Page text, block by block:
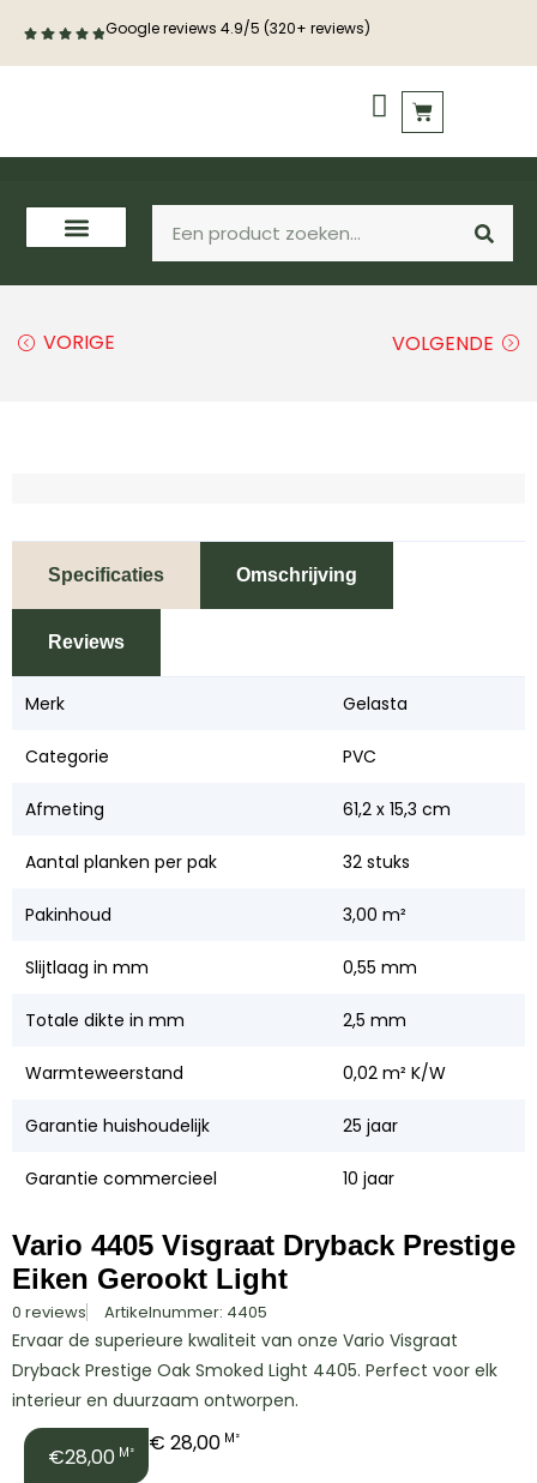
Google reviews 4.9/5 (320+ reviews)
VORIGE VOLGENDE
Specificaties Omschrijving
Reviews
Merk Gelasta
Categorie PVC
Afmeting 61,2 x 15,3 cm
Aantal planken per pak 32 stuks
Pakinhoud 3,00 m²
Slijtlaag in mm 0,55 mm
Totale dikte in mm 2,5 mm
Warmteweerstand 0,02 m² K/W
Garantie huishoudelijk 25 jaar
Garantie commercieel 10 jaar
Vario 4405 Visgraat Dryback Prestige
Eiken Gerookt Light
0 reviews Artikelnummer: 4405
Ervaar de superieure kwaliteit van onze Vario Visgraat
Dryback Prestige Oak Smoked Light 4405. Perfect voor elk
interieur en duurzaam ontworpen.
€28,00 M² € 28,00 M²